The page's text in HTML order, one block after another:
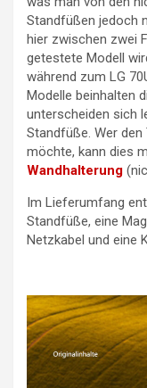
Standfüßen jedoch
hier zwischen zwei
getestete Modell
während zum LG
Modelle beinhalten
unterscheiden sich
Standfüße. Wer
möchte, kann dies
Wandhalterung
Im Lieferumfang
Standfüße, eine
Netzkabel und eine